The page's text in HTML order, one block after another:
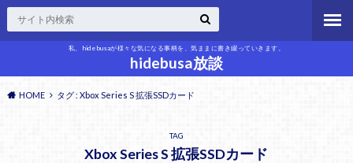
私、hidebusaが様々な気になる事柄を、気ままに書き綴っていきます。
hidebusa放談
HOME タグ : Xbox Series S 拡張SSDカード
TAG
Xbox Series S 拡張SSDカード